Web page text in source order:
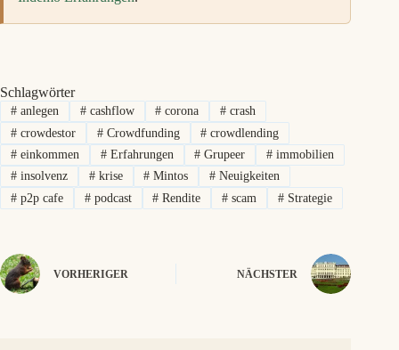
Schlagwörter
#anlegen #cashflow # corona # crash
#crowdestor #Crowdfunding # crowdlending
#einkommen #Erfahrungen # Grupeer # immobilien
#insolvenz #krise # Mintos # Neuigkeiten
#p2p cafe #podcast # Rendite # scam # Strategie
VORHERIGER NÄCHSTER